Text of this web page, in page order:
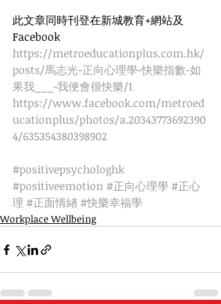
此文章同時刊登在新城教育+網站及
Facebook
https://metroeducationplus.com.hk/
posts/馬志光-正向心理學-快樂指數-如
果我___-我便會很快樂/1
https://www.facebook.com/metroed
ucationplus/photos/a.20343773692390
4/635354380398902
#positivepsychologhk
#positiveemotion #正向心理學 #正心
理 #正面情緖 #快樂幸福學
Workplace Wellbeing